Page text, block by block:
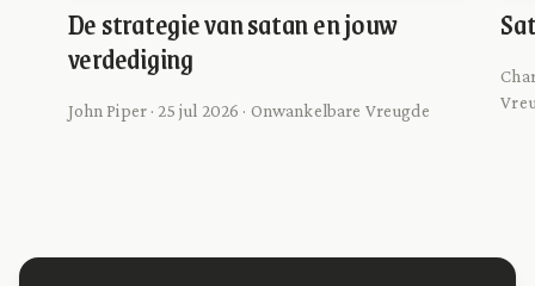
De strategie van satan en jouw
verdediging
John Piper · 25 jul 2026 · Onwankelbare Vreugde